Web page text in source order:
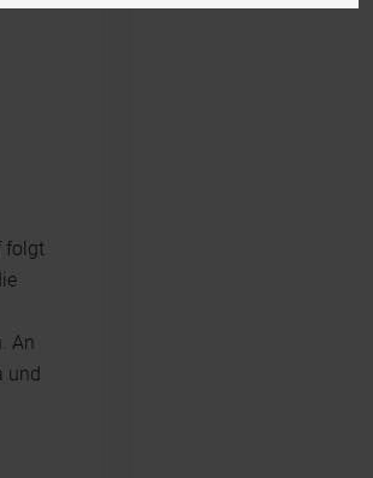
folgt
An
und